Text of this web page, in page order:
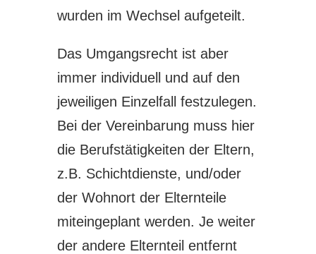
wurden im Wechsel aufgeteilt.
Das Umgangsrecht ist aber
immer individuell und auf den
jeweiligen Einzelfall festzulegen.
Bei der Vereinbarung muss hier
die Berufstätigkeiten der Eltern,
z.B. Schichtdienste, und/oder
der Wohnort der Elternteile
miteingeplant werden. Je weiter
der andere Elternteil entfernt